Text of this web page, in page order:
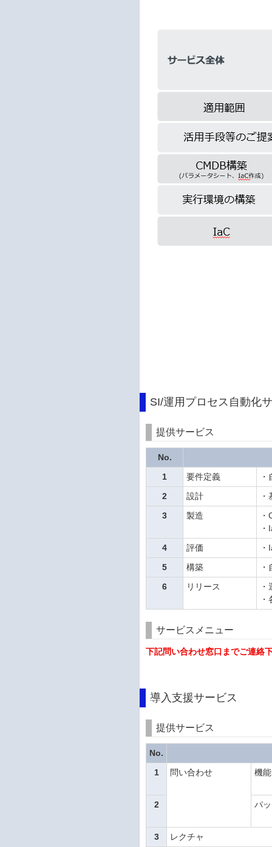
SI/運用プロセス自動化
提供サービス
No.
1
要件定義
2
設計
3
製造
4
評価
5
構築
6
リリース
サービスメニュー
下記問い合わせ窓口までご連絡
導入支援サービス
提供サービス
No.
1
問い合わせ 機
2 パ
3 レクチャ